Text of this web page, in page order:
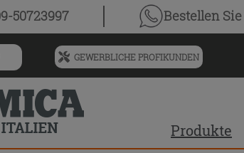
50723997 Bestellen Sie
Menü
für
vorgeschlagenen
Siteinhalt
und
Suchprotokoll
GEWERBLICHE PROFIKUNDEN
Produkte